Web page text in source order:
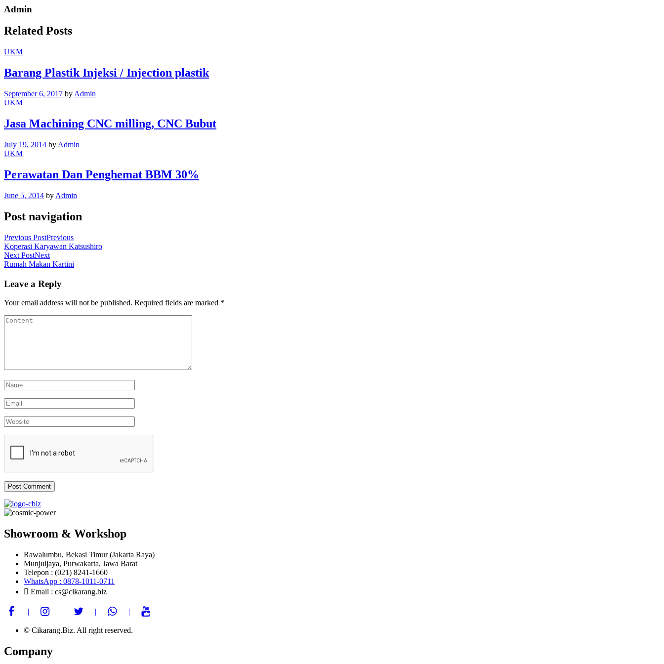
Admin
Related Posts
UKM
Barang Plastik Injeksi / Injection plastik
September 6, 2017 by Admin
UKM
Jasa Machining CNC milling, CNC Bubut
July 19, 2014 by Admin
UKM
Perawatan Dan Penghemat BBM 30%
June 5, 2014 by Admin
Post navigation
Previous PostPrevious
Koperasi Karyawan Katsushiro
Next PostNext
Rumah Makan Kartini
Leave a Reply
Your email address will not be published. Required fields are marked *
Showroom & Workshop
Rawalumbu, Bekasi Timur (Jakarta Raya)
Munjuljaya, Purwakarta, Jawa Barat
Telepon : (021) 8241-1660
WhatsApp : 0878-1011-0711
Email : cs@cikarang.biz
© Cikarang.Biz. All right reserved.
Company